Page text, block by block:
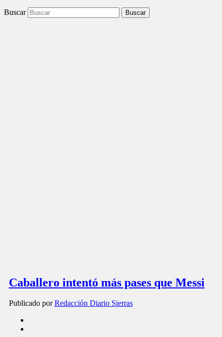
Buscar
Caballero intentó más pases que Messi
Publicado porRedacción Diario Sierras